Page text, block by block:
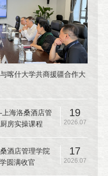
喀什大学共商援疆合作大
19
2026.07
海洛桑酒店管
房实操课程
17
2026.07
酒店管理学院
圆满收官